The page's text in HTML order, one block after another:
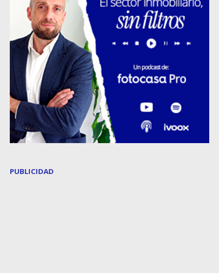
PUBLICIDAD